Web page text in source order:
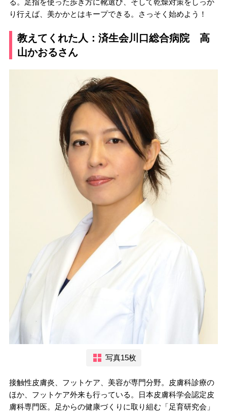
る。足指を使った歩き方に靴選び、そして乾燥対策をしっか
り行えば、美かかとはキープできる。さっそく始めよう！
教えてくれた人：済生会川口総合病院 高
山かおるさん
写真15枚
接触性皮膚炎、フットケア、美容が専門分野。皮膚科診療の
ほか、フットケア外来も行っている。日本皮膚科学会認定皮
膚科専門医。足からの健康づくりに取り組む「足育研究会」